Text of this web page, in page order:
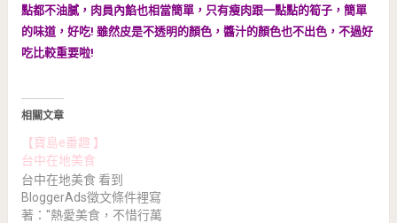
點都不油膩，肉員內餡也相當簡單，只有瘦肉跟一點點的筍子，簡單
的味道，好吃! 雖然皮是不透明的顏色，醬汁的顏色也不出色，不過好
吃比較重要啦!
相關文章
【寶島e番趣 】
台中在地美食
台中在地美食 看到
BloggerAds徵文條件裡寫
著：''熱愛美食，不惜行萬